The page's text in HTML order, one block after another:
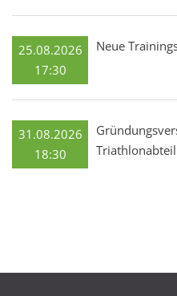
25.08.2026
17:30
Neue
31.08.2026
18:30